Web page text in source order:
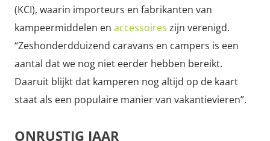
(KCI), waarin importeurs en fabrikanten van
kampeermiddelen en accessoires zijn verenigd.
“Zeshonderdduizend caravans en campers is een
aantal dat we nog niet eerder hebben bereikt.
Daaruit blijkt dat kamperen nog altijd op de kaart
staat als een populaire manier van vakantievieren”.
ONRUSTIG JAAR